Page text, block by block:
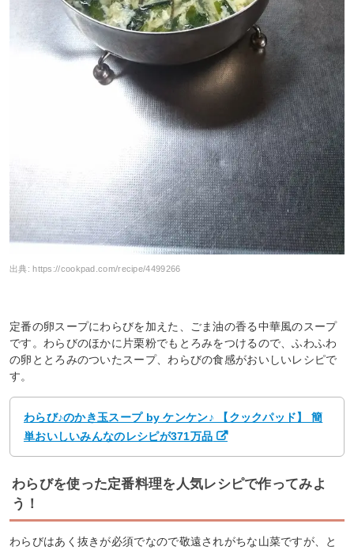
出典: https://cookpad.com/recipe/4499266
定番の卵スープにわらびを加えた、ごま油の香る中華風のスープ
です。わらびのほかに片栗粉でもとろみをつけるので、ふわふわ
の卵ととろみのついたスープ、わらびの食感がおいしいレシピで
す。
わらび♪のかき玉スープ by ケンケン♪ 【クックパッド】 簡
単おいしいみんなのレシピが371万品
わらびを使った定番料理を人気レシピで作ってみよ
う！
わらびはあく抜きが必須でなので敬遠されがちな山菜ですが、と